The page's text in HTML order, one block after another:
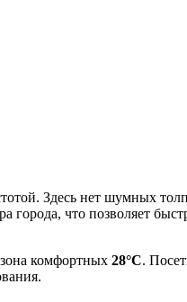
Здесь нет шумных
города, что позволяет
комфортных 28°C.